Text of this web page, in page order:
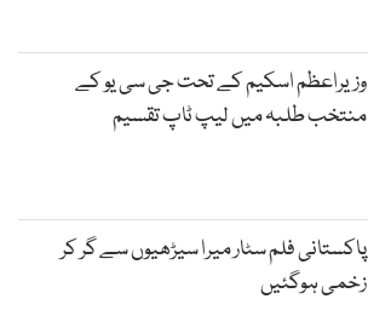
وزیراعظم اسکیم کے تحت جی سی یو کے
منتخب طلبہ میں لیپ ٹاپ تقسیم
پاکستانی فلم سٹار میرا سیڑھیوں سے گر کر
زخمی ہوگئیں